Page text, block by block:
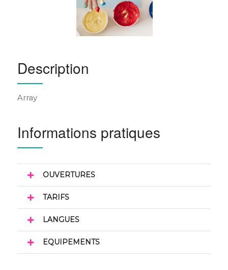
Description
Array
Informations pratiques
OUVERTURES
TARIFS
LANGUES
EQUIPEMENTS